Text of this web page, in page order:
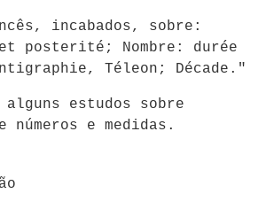
incabados, sobre:
posterité; Nombre: durée
Téleon; Décade."
alguns estudos sobre
números e medidas.